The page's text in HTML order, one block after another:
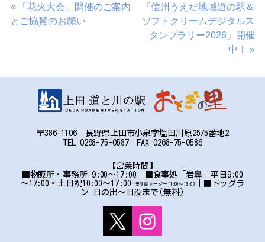
投
稿
«
「花火大会」開催のご案内
とご協賛のお願い
「信州うえだ地域道の駅＆
ソフトクリームデジタルス
タンプラリー2026」開催
中！
»
〒386-1106 長野県上田市小泉字塩田川原2575番地2
TEL 0268-75-0587 FAX 0268-75-0586
【営業時間】
■物販所・事務所 9:00～17:00｜■食事処「岩鼻」平日9:00
～17:00・土日祝10:00～17:00
※食事オーダー11:00〜16:00
｜■ドッグラ
ン 日の出～日没まで(無料)